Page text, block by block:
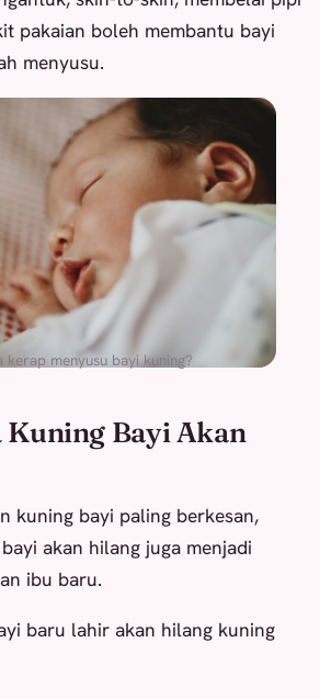
pakaian boleh membantu bayi
menyusu.
kerap menyusu bayi kuning?
Kuning Bayi Akan
kuning bayi paling berkesan,
akan hilang juga menjadi
ibu baru.
baru lahir akan hilang kuning